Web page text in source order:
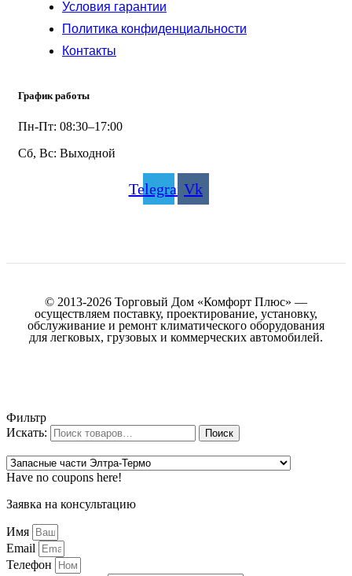
Условия гарантии
Политика конфиденциальности
Контакты
График работы
Пн-Пт: 08:30–17:00
Сб, Вс: Выходной
TelegramVk
© 2013-2026 Торговый Дом «Комфорт Плюс» —
осуществляем поставку, проектирование, установку,
обслуживание и ремонт климатического оборудования
для легковых, грузовых и коммерческих автомобилей.
Фильтр
Искать:
Поиск
Have no coupons here!
Заявка на консультацию
Имя
Email
Телефон